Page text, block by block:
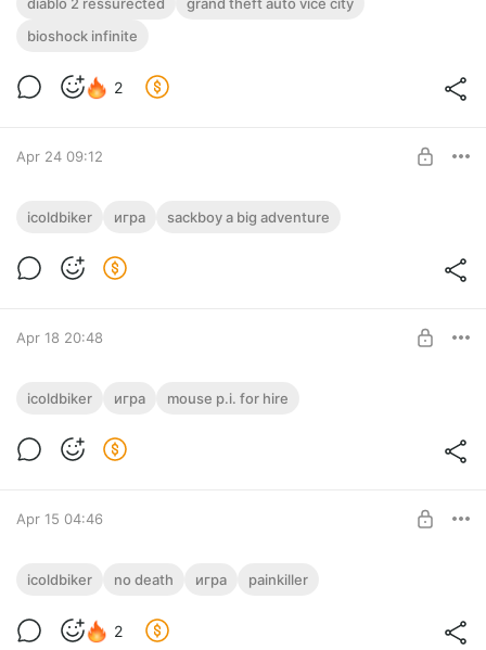
Поддержка 1 ур.
diablo 2 ressurected
grand theft auto vice city
bioshock infinite
2
Apr 24 09:12
Sackboy A Big Adventure
icoldbiker игра sackboy a big adventure
Apr 18 20:48
MOUSE P.I. For Hire
icoldbiker игра mouse p.i. for hire
Apr 15 04:46
[No Death]
icoldbiker no death игра painkiller
2